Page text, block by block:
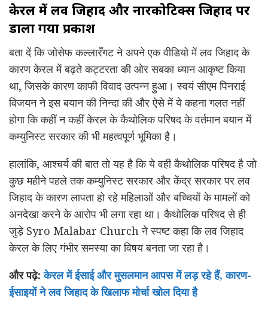
केरल में लव जिहाद और नारकोटिक्स जिहाद पर
डाला गया प्रकाश
बता दें कि जोसेफ कल्लारँगट ने अपने एक वीडियो में लव जिहाद के
कारण केरल में बढ़ते कट्टरता की ओर सबका ध्यान आकृष्ट किया
था, जिसके कारण काफी विवाद उत्पन्न हुआ। स्वयं सीएम पिनराई
विजयन ने इस बयान की निन्दा की और ऐसे में ये कहना गलत नहीं
होगा कि कहीं न कहीं केरल के कैथोलिक परिषद के वर्तमान बयान में
कम्युनिस्ट सरकार की भी महत्वपूर्ण भूमिका है।
हालांकि, आश्चर्य की बात तो यह है कि ये वही कैथोलिक परिषद है जो
कुछ महीने पहले तक कम्युनिस्ट सरकार और केंद्र सरकार पर लव
जिहाद के कारण लापता हो रहे महिलाओं और बच्चियों के मामलों को
अनदेखा करने के आरोप भी लगा रहा था। कैथोलिक परिषद से ही
जुड़े Syro Malabar Church ने स्पष्ट कहा कि लव जिहाद
केरल के लिए गंभीर समस्या का विषय बनता जा रहा है।
और पढ़े:केरल में ईसाई और मुसलमान आपस में लड़ रहे हैं, कारण-
ईसाइयों ने लव जिहाद के खिलाफ मोर्चा खोल दिया है